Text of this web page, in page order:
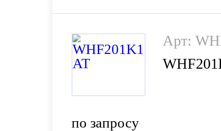
по запросу
Арт: